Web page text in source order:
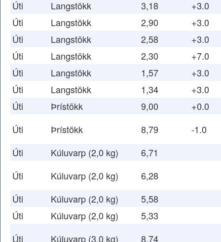
Úti
Langstökk 3,18
+3.0
Úti
Langstökk 2,90
+3.0
Úti
Langstökk 2,58
+3.0
Úti
Langstökk 2,30
+7.0
Úti
Langstökk 1,57
+3.0
Úti
Langstökk 1,34
+3.0
Úti
Þrístökk 9,00
+0.0
Úti
Þrístökk 8,79
-1.0
Úti
Kúluvarp (2,0 kg)
6,71
Úti
Kúluvarp (2,0 kg)
6,28
Úti
Kúluvarp (2,0 kg)
5,58
Úti
Kúluvarp (2,0 kg)
5,33
Úti
Kúluvarp (3,0 kg) 8,74